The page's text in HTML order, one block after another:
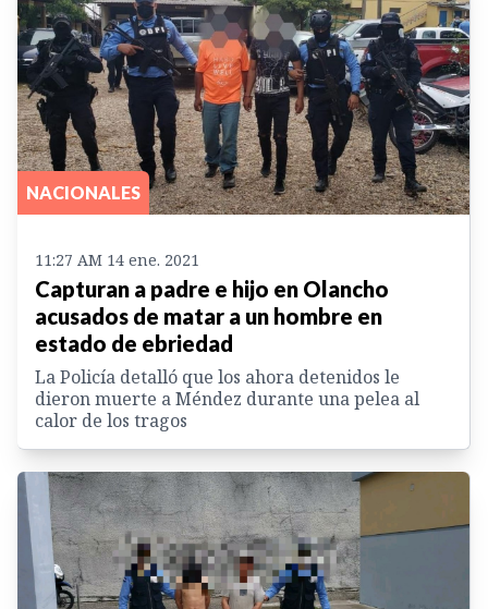
NACIONALES
11:27 AM 14 ene. 2021
Capturan a padre e hijo en Olancho
acusados de matar a un hombre en
estado de ebriedad
La Policía detalló que los ahora detenidos le
dieron muerte a Méndez durante una pelea al
calor de los tragos